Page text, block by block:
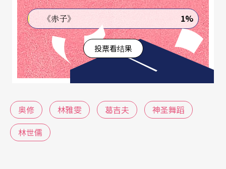
「净流心灵艺术空间」执行长林雅雯，是英国伦敦
密萨克斯大学编舞硕士，前云门舞集独舞者。她从
二○○七年开始推广心灵舞蹈，开设舞蹈静心系列
课程，如「脉轮舞蹈静心」、「四元素能量舞」、
「心灵舞者培训」等等。例如「脉轮舞蹈静心」，
脉轮是能量中心，每个脉轮都有主要的身体相应部
位，及特定的心灵与生命课题，七个脉轮沿著脊椎
《赤子》 1%
投票看结果
奥修 林雅雯 葛吉夫
神圣舞蹈
林世儒